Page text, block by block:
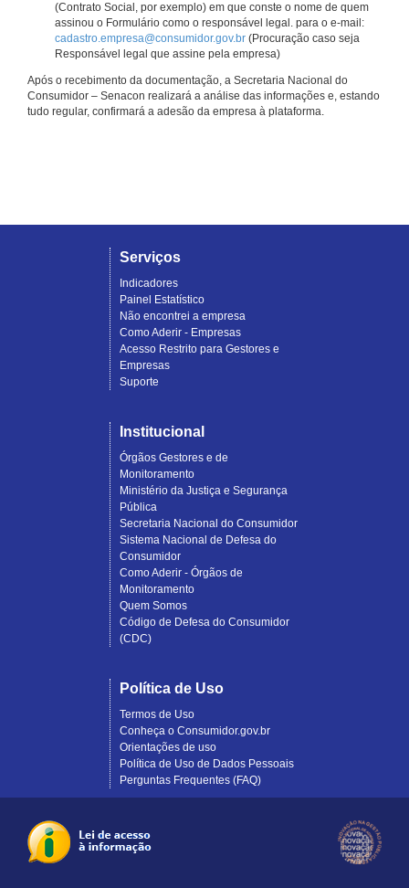
(Contrato Social, por exemplo) em que conste o nome de quem
assinou o Formulário como o responsável legal. para o e-mail:
cadastro.empresa@consumidor.gov.br (Procuração caso seja
Responsável legal que assine pela empresa)
Após o recebimento da documentação, a Secretaria Nacional do
Consumidor – Senacon realizará a análise das informações e, estando
tudo regular, confirmará a adesão da empresa à plataforma.
Serviços
Indicadores
Painel Estatístico
Não encontrei a empresa
Como Aderir - Empresas
Acesso Restrito para Gestores e
Empresas
Suporte
Institucional
Órgãos Gestores e de
Monitoramento
Ministério da Justiça e Segurança
Pública
Secretaria Nacional do Consumidor
Sistema Nacional de Defesa do
Consumidor
Como Aderir - Órgãos de
Monitoramento
Quem Somos
Código de Defesa do Consumidor
(CDC)
Política de Uso
Termos de Uso
Conheça o Consumidor.gov.br
Orientações de uso
Política de Uso de Dados Pessoais
Perguntas Frequentes (FAQ)